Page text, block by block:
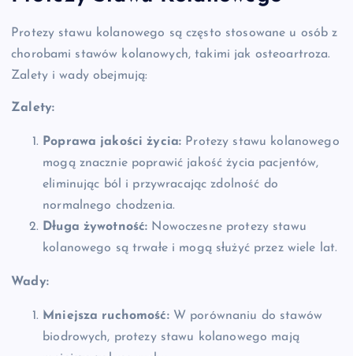
Protezy stawu kolanowego są często stosowane u osób z
chorobami stawów kolanowych, takimi jak osteoartroza.
Zalety i wady obejmują:
Zalety:
Poprawa jakości życia: Protezy stawu kolanowego
mogą znacznie poprawić jakość życia pacjentów,
eliminując ból i przywracając zdolność do
normalnego chodzenia.
Długa żywotność: Nowoczesne protezy stawu
kolanowego są trwałe i mogą służyć przez wiele lat.
Wady:
Mniejsza ruchomość:W porównaniu do stawów
biodrowych, protezy stawu kolanowego mają